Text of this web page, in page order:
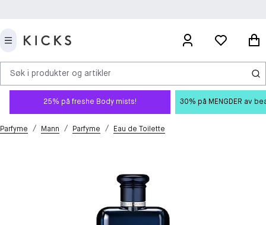
Søk i produkter og artikler
25% på freshe Body mists! 30% på MENGDER av
Parfyme / Mann / Parfyme / Eau de Toilette